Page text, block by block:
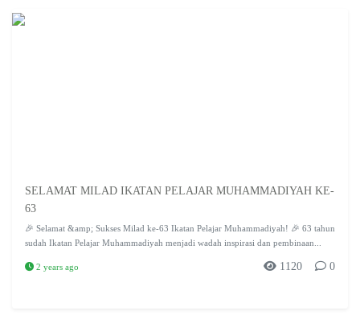
SELAMAT MILAD IKATAN PELAJAR MUHAMMADIYAH KE-
63
🎉 Selamat &amp; Sukses Milad ke-63 Ikatan Pelajar Muhammadiyah! 🎉 63 tahun
sudah Ikatan Pelajar Muhammadiyah menjadi wadah inspirasi dan pembinaan...
2 years ago 0
1120